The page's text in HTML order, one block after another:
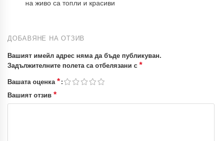
на живо са топли и красиви
ДОБАВЯНЕ НА ОТЗИВ
Вашият имейл адрес няма да бъде публикуван.
Задължителните полета са отбелязани с *
Вашата оценка *
Вашият отзив *